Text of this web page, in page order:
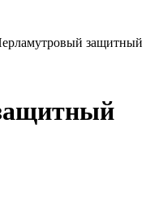
защитный